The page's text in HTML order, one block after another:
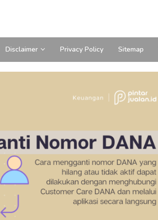
Disclaimer Privacy Policy Sitemap